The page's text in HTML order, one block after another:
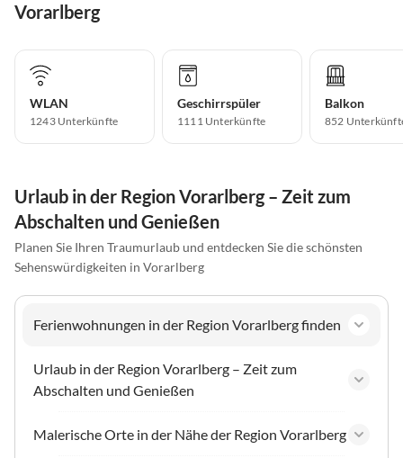
Vorarlberg
WLAN
1243 Unterkünfte
Geschirrspüler
1111 Unterkünfte
Balkon
852
Urlaub in der Region Vorarlberg – Zeit zum
Abschalten und Genießen
Planen Sie Ihren Traumurlaub und entdecken Sie die schönsten
Sehenswürdigkeiten in Vorarlberg
Ferienwohnungen in der Region Vorarlberg finden
Urlaub in der Region Vorarlberg – Zeit zum
Abschalten und Genießen
Malerische Orte in der Nähe der Region Vorarlberg